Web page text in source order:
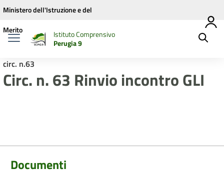
Vai ai contenuti
Vai al menu di navigazione
Vai al footer
Ministero dell'Istruzione e del
Merito
Istituto Comprensivo
Perugia 9
circ. n.63
Circ. n. 63 Rinvio incontro GLI
Documenti